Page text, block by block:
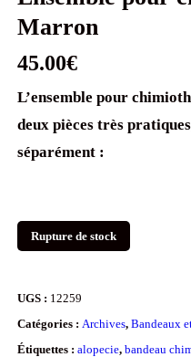
Marron
45.00€
L’ensemble pour
deux pièces très
séparément :
Rupture de stock
UGS : 12259
Catégories :Archives,Bandeaux
Étiquettes :alopecie,bandeau